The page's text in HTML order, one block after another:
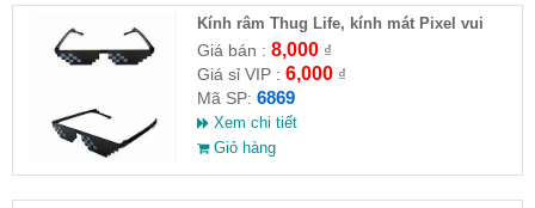
Kính râm Thug Life, kính mát Pixel vui
nhộn
Giá bán : 8,000₫
Giá sỉ VIP : 6,000₫
Mã SP: 6869
Xem chi tiết
Giỏ hàng